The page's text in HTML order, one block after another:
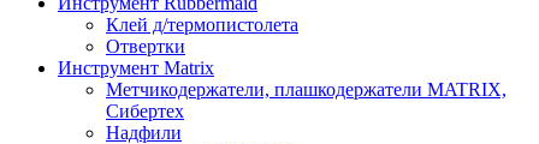
Клей д/термопистолета
Отвертки
Инструмент Matrix
Метчикодержатели, плашкодержатели MATRIX,
Сибертех
Надфили